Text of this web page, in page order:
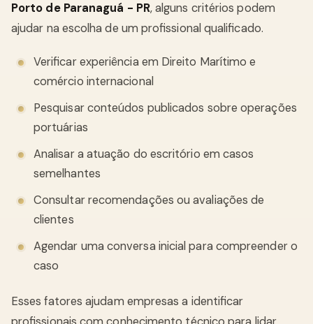
Porto de Paranaguá - PR, alguns critérios podem
ajudar na escolha de um profissional qualificado.
Verificar experiência em Direito Marítimo e
comércio internacional
Pesquisar conteúdos publicados sobre operações
portuárias
Analisar a atuação do escritório em casos
semelhantes
Consultar recomendações ou avaliações de
clientes
Agendar uma conversa inicial para compreender o
caso
Esses fatores ajudam empresas a identificar